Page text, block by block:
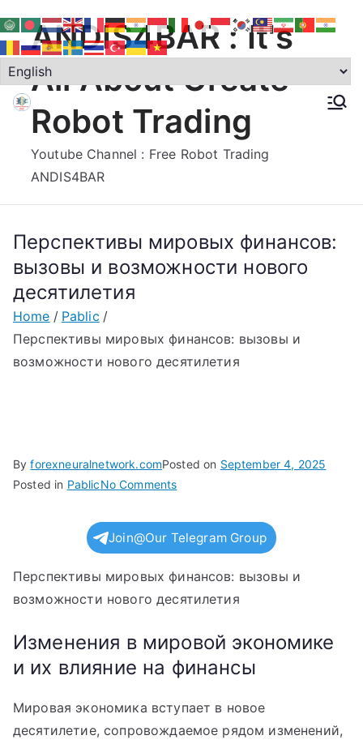
to
contentANDIS4BAR : It's
All About Create
Robot Trading
Youtube Channel : Free Robot Trading
ANDIS4BAR
Перспективы мировых финансов:
вызовы и возможности нового
десятилетия
Home
Pablic
Перспективы мировых финансов: вызовы и
возможности нового десятилетия
Byforexneuralnetwork.comPosted on September 4, 2025
Posted in PablicNo Commentson
мировых
финансов:
и
возможности
десятилетия
Join@Our Telegram Group
Перспективы мировых финансов: вызовы и
возможности нового десятилетия
Изменения в мировой экономике
и их влияние на финансы
Мировая экономика вступает в новое
десятилетие, сопровождаемое рядом изменений,